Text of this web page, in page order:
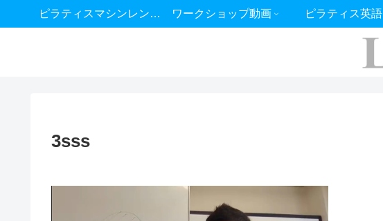
ピラティスマシンレンタル ワークショップ動画 ピラティス英語
3sss